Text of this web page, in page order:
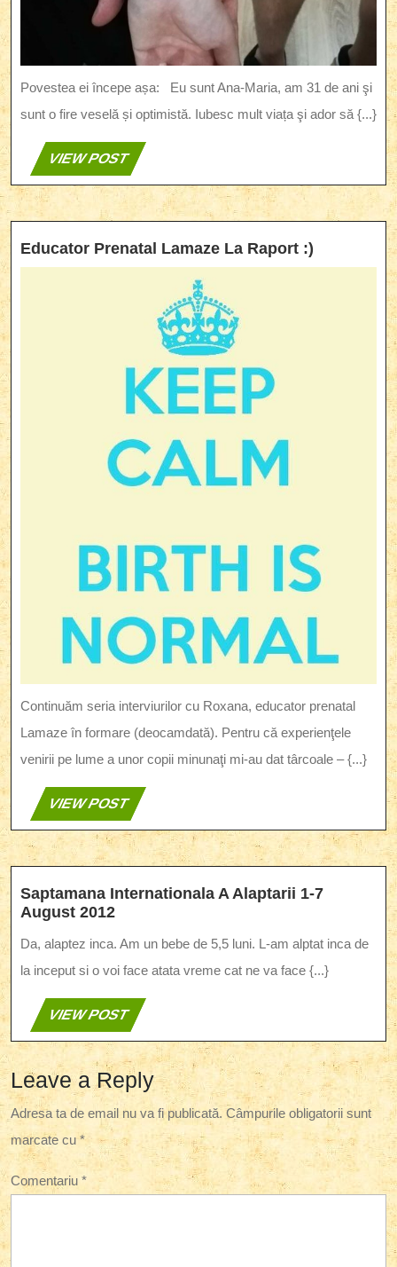
Povestea ei începe așa: Eu sunt Ana-Maria, am 31 de ani şi
sunt o fire veselă și optimistă. Iubesc mult viața şi ador să {...}
VIEW POSTVIEW
POST
Educator Prenatal Lamaze La Raport :)
Prenatal
Continuăm seria interviurilor cu Roxana, educator prenatal
Lamaze în formare (deocamdată). Pentru că experienţele
venirii pe lume a unor copii minunaţi mi-au dat târcoale – {...}
VIEW POSTVIEW
POST
Saptamana Internationala A Alaptarii 1-7
August 2012
A
Alaptarii
7
August
2012
Da, alaptez inca. Am un bebe de 5,5 luni. L-am alptat inca de
la inceput si o voi face atata vreme cat ne va face {...}
VIEW POSTVIEW
POST
Leave a Reply
Adresa ta de email nu va fi publicată. Câmpurile obligatorii sunt
marcate cu *
Comentariu *